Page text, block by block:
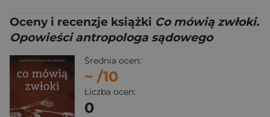
Oceny i recenzje książki Co mówią zwłoki.
Opowieści antropologa sądowego
Średnia ocen:
~ /10
Liczba ocen:
0